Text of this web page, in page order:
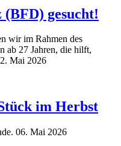
(BFD) gesucht!
wir im Rahmen des
ab 27 Jahren, die hilft,
Mai 2026
im Herbst
06. Mai 2026